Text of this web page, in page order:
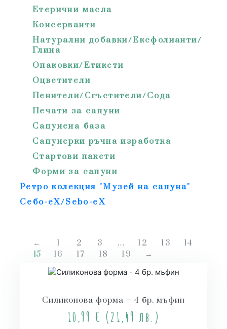
Етерични масла
Консерванти
Натурални добавки/Ексфолианти/
Глина
Опаковки/Етикети
Оцветители
Пенители/Сгъстители/Сода
Печати за сапуни
Сапунена базa
Сапунерки ръчна изработка
Стартови пакети
Форми за сапуни
Ретро колекция "Музей на сапуна"
Себо-еХ/Sebo-eX
← 1 2 3 … 12 13
14
15
16 17 18 19 →
Силиконова форма – 4 бр. мъфин
10,99 € (21,49 лв.)